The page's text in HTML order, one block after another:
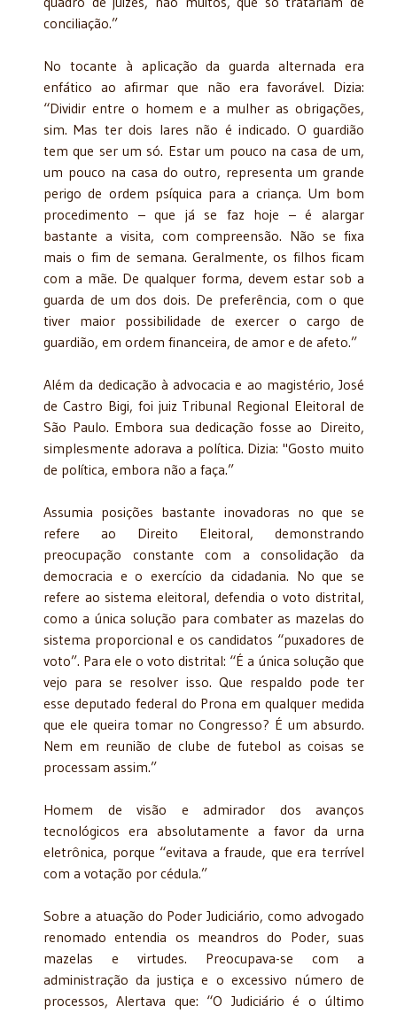
conciliação.”
No tocante à aplicação da guarda alternada era
enfático ao afirmar que não era favorável. Dizia:
“Dividir entre o homem e a mulher as obrigações,
sim. Mas ter dois lares não é indicado. O guardião
tem que ser um só. Estar um pouco na casa de um,
um pouco na casa do outro, representa um grande
perigo de ordem psíquica para a criança. Um bom
procedimento – que já se faz hoje – é alargar
bastante a visita, com compreensão. Não se fixa
mais o fim de semana. Geralmente, os filhos ficam
com a mãe. De qualquer forma, devem estar sob a
guarda de um dos dois. De preferência, com o que
tiver maior possibilidade de exercer o cargo de
guardião, em ordem financeira, de amor e de afeto.”
Além da dedicação à advocacia e ao magistério, José
de Castro Bigi, foi juiz Tribunal Regional Eleitoral de
São Paulo. Embora sua dedicação fosse ao Direito,
simplesmente adorava a política. Dizia: "Gosto muito
de política, embora não a faça.”
Assumia posições bastante inovadoras no que se
refere ao Direito Eleitoral, demonstrando
preocupação constante com a consolidação da
democracia e o exercício da cidadania. No que se
refere ao sistema eleitoral, defendia o voto distrital,
como a única solução para combater as mazelas do
sistema proporcional e os candidatos “puxadores de
voto”. Para ele o voto distrital: “É a única solução que
vejo para se resolver isso. Que respaldo pode ter
esse deputado federal do Prona em qualquer medida
que ele queira tomar no Congresso? É um absurdo.
Nem em reunião de clube de futebol as coisas se
processam assim.”
Homem de visão e admirador dos avanços
tecnológicos era absolutamente a favor da urna
eletrônica, porque “evitava a fraude, que era terrível
com a votação por cédula.”
Sobre a atuação do Poder Judiciário, como advogado
renomado entendia os meandros do Poder, suas
mazelas e virtudes. Preocupava-se com a
administração da justiça e o excessivo número de
processos, Alertava que: “O Judiciário é o último